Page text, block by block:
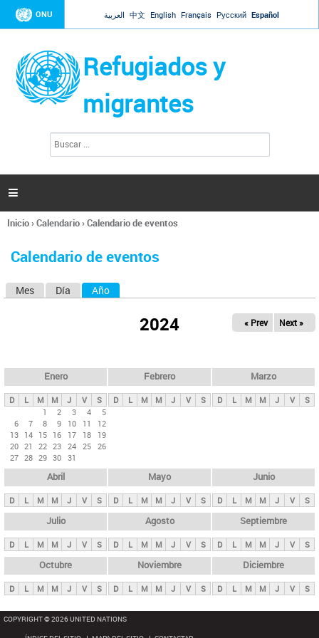
Jump to navigation
ONU العربية 中文 English Français Русский Español
Refugiados y
migrantes
l
d
s

Se
usted
Inicio›Calendario›Calendario de eventos
Calendario de eventos
s
p
n
i
p
a
l
s
Mes Día Año
2024 « Prev Next »
Enero
D L M M J V
S
1
2 3 4
5
6
7 8 9 10 11
12
13 14 15 16 17 18
19
20 21 22 23 24 25 26
27 28 29 30 31
Febrero
D L M M J V S
Marzo
D L M M J V S
Abril
D L M M J V S
Mayo
D L M M J V S
Junio
D L M M J V S
Julio
D L M M J V S
Agosto
D L M M J V S
Septiembre
D L M M J V S
Octubre
D L M M J V S
Noviembre
D L M M J V S
Diciembre
D L M M J V S
COPYRIGHT © 2026 UNITED NATIONS